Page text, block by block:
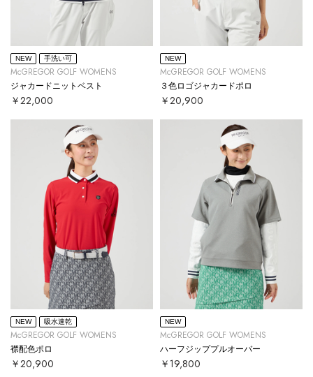
NEW 手洗い可
McGREGOR GOLF WOMENS
ジャカードニットベスト
￥22,000
NEW
McGREGOR GOLF WOMENS
３色ロゴジャカードポロ
￥20,900
NEW 吸水速乾
McGREGOR GOLF WOMENS
襟配色ポロ
￥20,900
NEW
McGREGOR GOLF WOMENS
ハーフジッププルオーバー
￥19,800